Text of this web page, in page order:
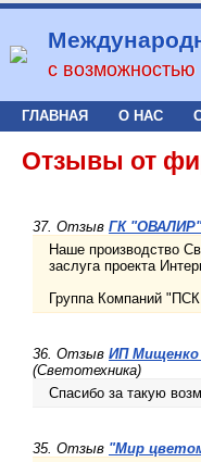
с возможностью
ГЛАВНАЯ О НАС
Отзывы от
37. Отзыв ГК "ОВАЛИР"
Наше производство
заслуга проекта
Группа Компаний
36. Отзыв ИП Мищенко
(Светотехника)
Спасибо за такую
35. Отзыв "Мир